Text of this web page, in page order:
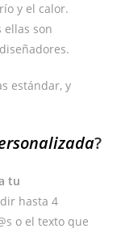
y el calor.
ellas son
estándar, y
?
tu
hasta 4
o el texto que